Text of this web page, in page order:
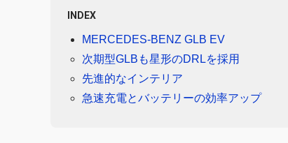
INDEX
MERCEDES-BENZ GLB EV
次期型GLBも星形のDRLを採用
先進的なインテリア
急速充電とバッテリーの効率アップ